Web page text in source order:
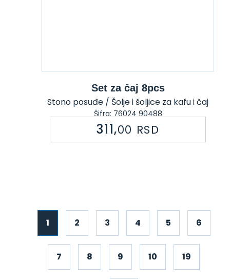
Set za čaj 8pcs
Stono posuđe / Šolje i šoljice za kafu i čaj
Šifra: 76024 90488
311,00 RSD
1 2 3 4 5 6
7 8 9 10 19